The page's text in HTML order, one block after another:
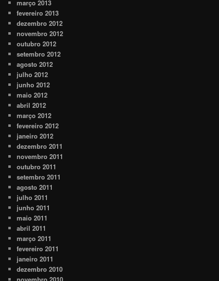
março 2013
fevereiro 2013
dezembro 2012
novembro 2012
outubro 2012
setembro 2012
agosto 2012
julho 2012
junho 2012
maio 2012
abril 2012
março 2012
fevereiro 2012
janeiro 2012
dezembro 2011
novembro 2011
outubro 2011
setembro 2011
agosto 2011
julho 2011
junho 2011
maio 2011
abril 2011
março 2011
fevereiro 2011
janeiro 2011
dezembro 2010